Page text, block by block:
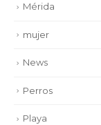
Mérida
mujer
News
Perros
Playa